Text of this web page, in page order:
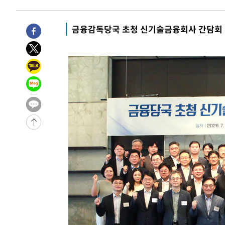
금융감독당국 초청 신기술금융회사 간담회